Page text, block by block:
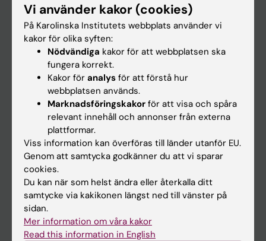
På gång
Nyheter
Kalender
Schema
Studentmejlen
Kurs- och programwebbar
Student på KI
Vi använder kakor (cookies)
På Karolinska Institutets webbplats använder vi
kakor för olika syften:
Nödvändiga kakor för att webbplatsen ska
fungera korrekt.
Kakor för analys för att förstå hur
webbplatsen används.
Marknadsföringskakor för att visa och spåra
relevant innehåll och annonser från externa
plattformar.
Viss information kan överföras till länder utanför EU.
Genom att samtycka godkänner du att vi sparar
cookies.
Du kan när som helst ändra eller återkalla ditt
samtycke via kakikonen längst ned till vänster på
sidan.
Mer information om våra kakor
Read this information in English